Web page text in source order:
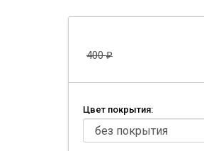
400₽
Цвет покрытия: